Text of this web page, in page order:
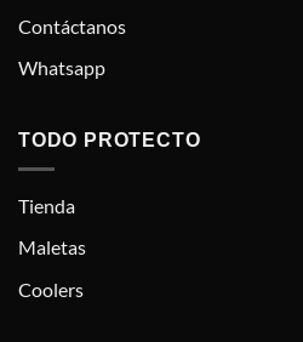
Contáctanos
Whatsapp
TODO PROTECTO
Tienda
Maletas
Coolers